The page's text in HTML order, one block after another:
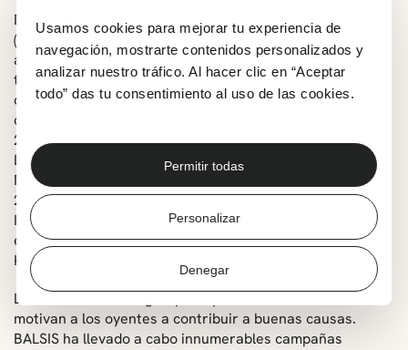
Usamos cookies para mejorar tu experiencia de
navegación, mostrarte contenidos personalizados y
analizar nuestro tráfico. Al hacer clic en “Aceptar
todo” das tu consentimiento al uso de las cookies.
Permitir todas
Personalizar
Denegar
Durante casi cuarenta años, el Coro Juvenil BALSIS
(fundado en 1987) ha demostrado su perdurable calidad
artística y se ha ganado el respeto y el reconocimiento
tanto en Letonia como en el extranjero. Su enfoque
creativo en la música coral a capella convierte cada
concierto en un acontecimiento, como lo demuestran sus
25 premios internacionales (como el Festival Coral de
Lund en Suecia, 2012; The World Choral Expo, 2015 en
Macao, China; el Gran Premio Europeo de Canto Coral,
2004 y 2017; Takarazuka Choir Competition y la Tokyo
International Choir Competition 2024), y el compartir
escenario con conjuntos de renombre mundial como The
King’s Singers (2008) y Voces8 (2022).
La inconfundible alegría y compromiso de sus cantantes
motivan a los oyentes a contribuir a buenas causas.
BALSIS ha llevado a cabo innumerables campañas